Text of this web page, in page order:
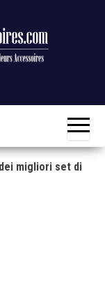
migliori set di